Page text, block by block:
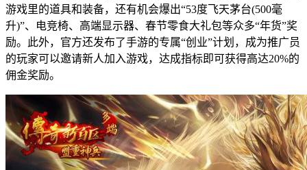
游戏里的道具和装备，还有机会爆出“53度飞天茅台(500毫
升)”、电竞椅、高端显示器、春节零食大礼包等众多“年货”奖
励。此外，官方还发布了手游的专属“创业”计划，成为推广员
的玩家可以邀请新人加入游戏，达成指标即可获得高达20%的
佣金奖励。